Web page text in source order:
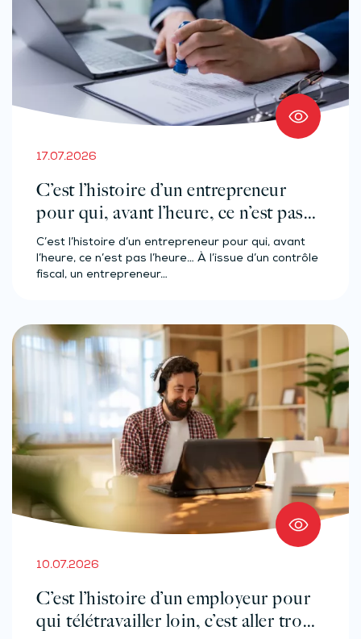
17.07.2026
C’est l’histoire d’un entrepreneur
pour qui, avant l’heure, ce n’est pas
l’heure…
C’est l’histoire d’un entrepreneur pour qui, avant
l’heure, ce n’est pas l’heure… À l’issue d’un contrôle
fiscal, un entrepreneur…
10.07.2026
C’est l’histoire d’un employeur pour
qui télétravailler loin, c’est aller trop